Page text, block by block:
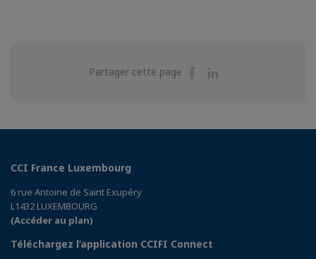
Partager cette page
Partager
CCI France Luxembourg
6 rue Antoine de Saint Exupéry
L1432 LUXEMBOURG
(Accéder au plan)
Téléchargez l’application CCIFI Connect